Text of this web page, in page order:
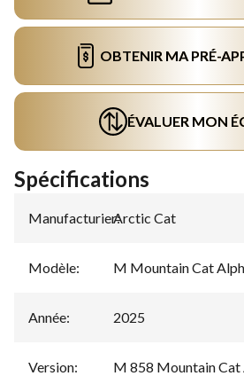
OBTENIR MA PRÉ-
ÉVALUER MON
Spécifications
Manufacturier:
Arctic Cat
Modèle: M Mountain Cat
Année: 2025
Version: M 858 Mountain Cat